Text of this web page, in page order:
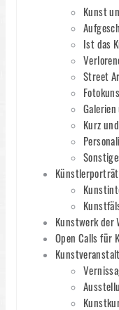
Kunst
Ist das
Street
Kurz
Kunstwerk der
Open Calls für